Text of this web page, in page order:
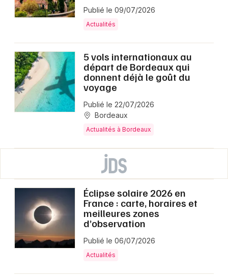
Publié le 09/07/2026
Actualités
5 vols internationaux au
départ de Bordeaux qui
donnent déjà le goût du
voyage
Publié le 22/07/2026
Bordeaux
Actualités à Bordeaux
Éclipse solaire 2026 en
France : carte, horaires et
meilleures zones
d’observation
Publié le 06/07/2026
Actualités